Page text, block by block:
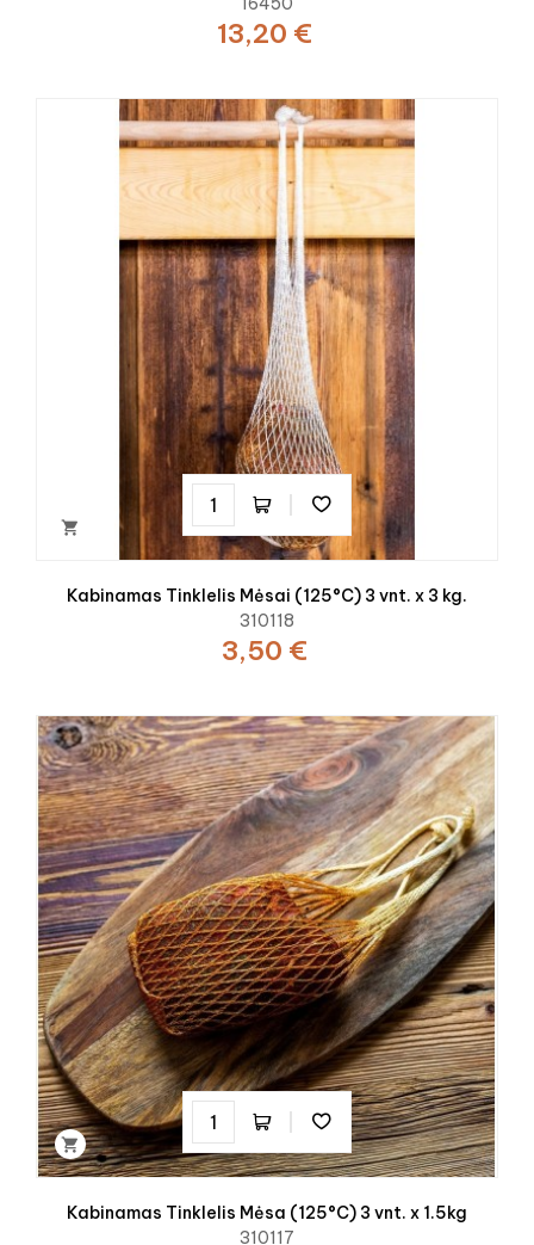
13,20 €

Kabinamas Tinklelis Mėsai (125°C) 3 vnt. x 3 kg.
310118
3,50 €

Kabinamas Tinklelis Mėsa (125°C) 3 vnt. x 1.5kg
310117